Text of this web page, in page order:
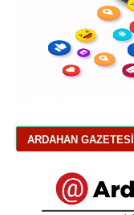
ARDAHAN GAZETESI